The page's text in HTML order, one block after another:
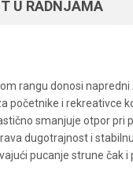
U RADNJAMA
rangu donosi
početnike i rekreativce
smanjuje otpor pri
dugotrajnost i
pucanje strune čak i